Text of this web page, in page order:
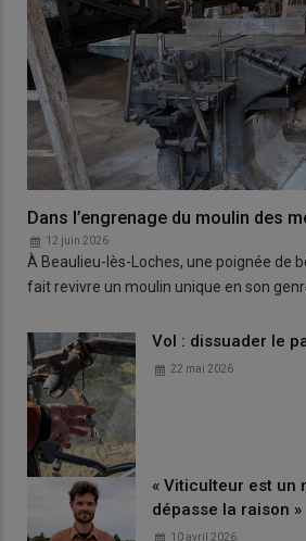
Dans l’engrenage du moulin des
12 juin 2026
À Beaulieu-lès-Loches, une poignée de
fait revivre un moulin unique en son
Vol : dissuader le
22 mai 2026
« Viticulteur est un
dépasse la raison »
10 avril 2026